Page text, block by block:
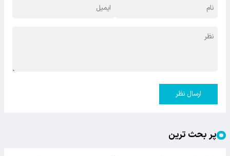
ارسال نظر
پر بحث ترین